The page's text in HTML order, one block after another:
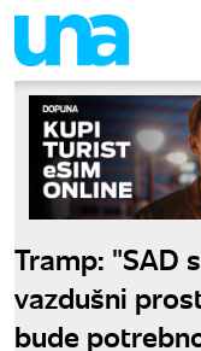
Tramp: "SAD
vazdušni
bude